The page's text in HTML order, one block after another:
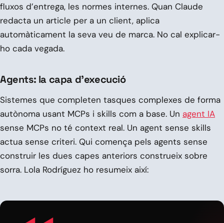
fluxos d’entrega, les normes internes. Quan Claude
redacta un article per a un client, aplica
automàticament la seva veu de marca. No cal explicar-
ho cada vegada.
Agents: la capa d’execució
Sistemes que completen tasques complexes de forma
autònoma usant MCPs i skills com a base. Un agent IA
sense MCPs no té context real. Un agent sense skills
actua sense criteri. Qui comença pels agents sense
construir les dues capes anteriors construeix sobre
sorra. Lola Rodríguez ho resumeix així: